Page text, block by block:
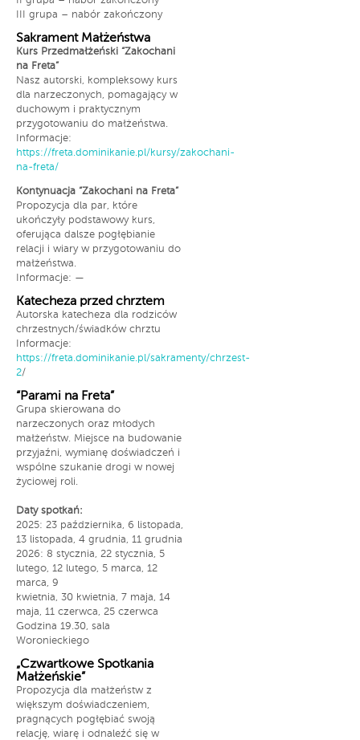
III grupa – nabór zakończony
Sakrament Małżeństwa
Kurs Przedmałżeński “Zakochani
na Freta”
Nasz autorski, kompleksowy kurs
dla narzeczonych, pomagający w
duchowym i praktycznym
przygotowaniu do małżeństwa.
Informacje:
https://freta.dominikanie.pl/kursy/zakochani-
na-freta/
Kontynuacja “Zakochani na Freta”
Propozycja dla par, które
ukończyły podstawowy kurs,
oferująca dalsze pogłębianie
relacji i wiary w przygotowaniu do
małżeństwa.
Informacje: —
Katecheza przed chrztem
Autorska katecheza dla rodziców
chrzestnych/świadków chrztu
Informacje:
https://freta.dominikanie.pl/sakramenty/chrzest-
2/
“Parami na Freta”
Grupa skierowana do
narzeczonych oraz młodych
małżeństw. Miejsce na budowanie
przyjaźni, wymianę doświadczeń i
wspólne szukanie drogi w nowej
życiowej roli.
Daty spotkań:
2025: 23 października, 6 listopada,
13 listopada, 4 grudnia, 11 grudnia
2026: 8 stycznia, 22 stycznia, 5
lutego, 12 lutego, 5 marca, 12
marca, 9
kwietnia, 30 kwietnia, 7 maja, 14
maja, 11 czerwca, 25 czerwca
Godzina 19.30, sala
Woronieckiego
„Czwartkowe Spotkania
Małżeńskie”
Propozycja dla małżeństw z
większym doświadczeniem,
pragnących pogłębiać swoją
relację, wiarę i odnaleźć się w